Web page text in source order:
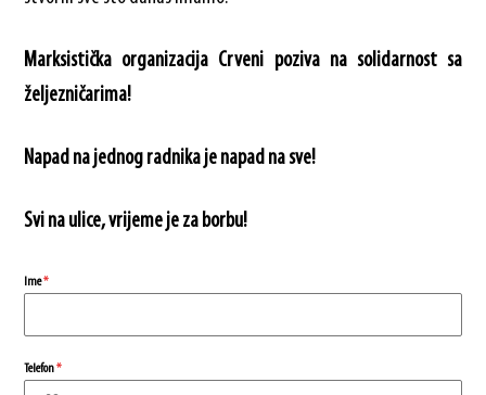
Marksistička organizacija Crveni poziva na solidarnost sa
željezničarima!
Napad na jednog radnika je napad na sve!
Svi na ulice, vrijeme je za borbu!
Ime*
Telefon*